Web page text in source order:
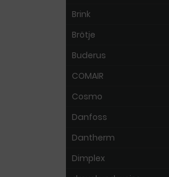
Brink
Brötje
Buderus
COMAIR
Cosmo
Danfoss
Dantherm
Dimplex